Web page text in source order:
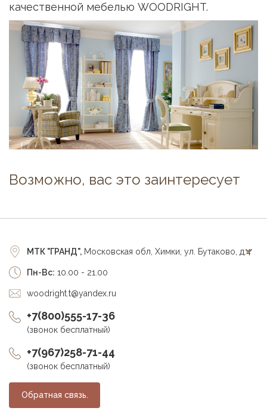
качественной мебелью WOODRIGHT.
Возможно, вас это заинтересует
МТК "ГРАНД", Московская обл, Химки, ул. Бутаково, д.4
Пн-Вс: 10.00 - 21.00
woodright.t@yandex.ru
+7(800)555-17-36
(звонок бесплатный)
+7(967)258-71-44
(звонок бесплатный)
Обратная связь.